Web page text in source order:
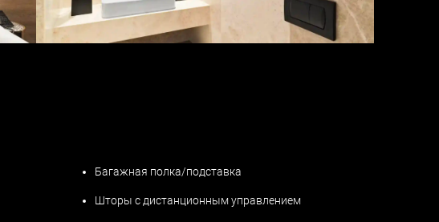
Багажная полка/подставка
Шторы с дистанционным управлением